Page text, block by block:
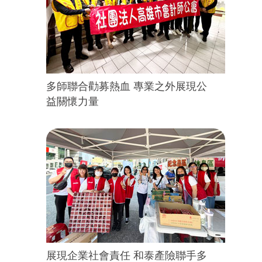
多師聯合勸募熱血 專業之外展現公
益關懷力量
展現企業社會責任 和泰產險聯手多